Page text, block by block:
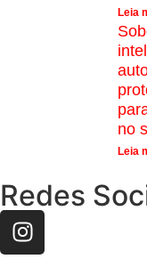
Leia
no
Leia
Redes